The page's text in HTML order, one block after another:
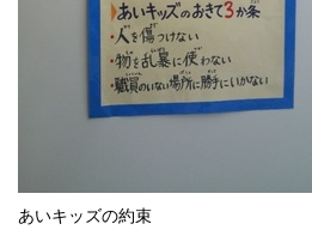
あいキッズの約束